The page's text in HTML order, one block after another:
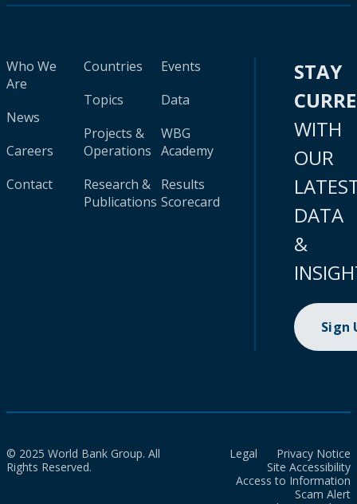
Who We
Are
News
Careers
Contact
Countries
Topics
Projects &
Operations
Research &
Publications
Events
Data
WBG
Academy
Results
Scorecard
STAY
WITH
OUR
DATA
&
Sign
© 2025 World Bank Group. All
Rights Reserved.
Legal
Privacy Notice
Site Accessibility
Access to Information
Scam Alert